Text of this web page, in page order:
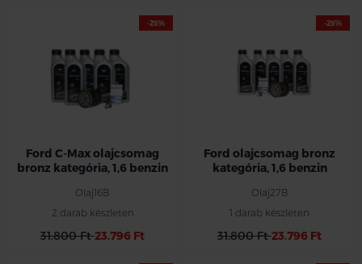
-25%
Ford C-Max olajcsomag
bronz kategória, 1,6 benzin
Olaj16B
2 darab készleten
31.800 Ft23.796 Ft
-25%
Ford olajcsomag bronz
kategória, 1,6 benzin
Olaj27B
1 darab készleten
31.800 Ft23.796 Ft